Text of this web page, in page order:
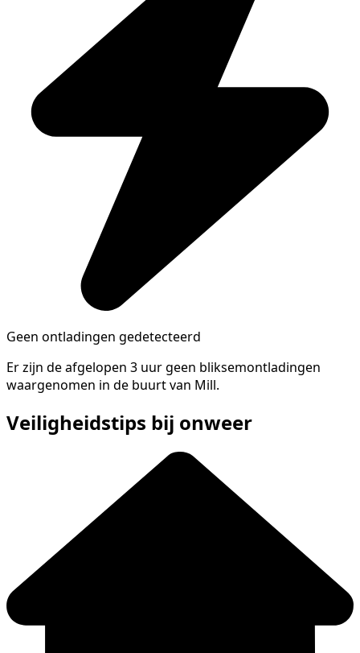
Geen ontladingen gedetecteerd
Er zijn de afgelopen 3 uur geen bliksemontladingen
waargenomen in de buurt van Mill.
Veiligheidstips bij onweer